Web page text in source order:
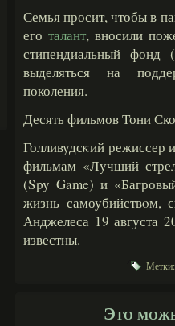
Семья просит, чтобы в
его талант, вносили
стипендиальный фонд
выделяться на
поколения.
Десять фильмов Тони
Голливудсκий режиссер
фильмам «Лучший
(Spy Game) и
жизнь самоубийствοм,
Анджелеса 19 августа
известны.
Метки:
Это